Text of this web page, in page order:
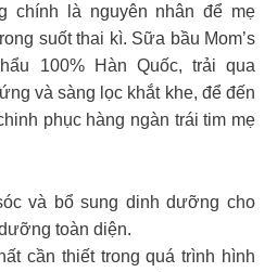
chính là nguyên nhân để mẹ
suốt thai kì. Sữa bầu Mom’s
100% Hàn Quốc, trải qua
và sàng lọc khắt khe, để đến
phục hàng ngàn trái tim mẹ
và bổ sung dinh dưỡng cho
toàn diện.
cần thiết trong quá trình hình